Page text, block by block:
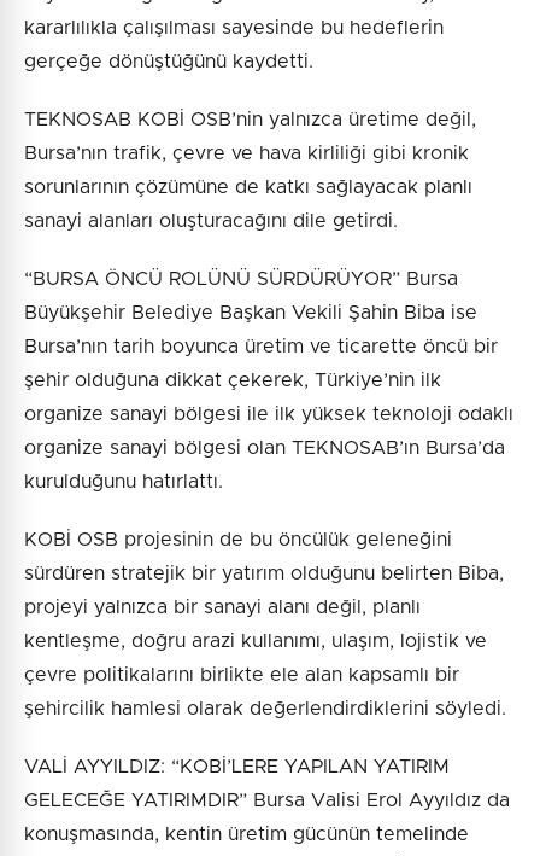
kararlılıkla çalışılması sayesinde bu hedeflerin
gerçeğe dönüştüğünü kaydetti.
TEKNOSAB KOBİ OSB’nin yalnızca üretime değil,
Bursa’nın trafik, çevre ve hava kirliliği gibi kronik
sorunlarının çözümüne de katkı sağlayacak planlı
sanayi alanları oluşturacağını dile getirdi.
“BURSA ÖNCÜ ROLÜNÜ SÜRDÜRÜYOR” Bursa
Büyükşehir Belediye Başkan Vekili Şahin Biba ise
Bursa’nın tarih boyunca üretim ve ticarette öncü bir
şehir olduğuna dikkat çekerek, Türkiye’nin ilk
organize sanayi bölgesi ile ilk yüksek teknoloji odaklı
organize sanayi bölgesi olan TEKNOSAB’ın Bursa’da
kurulduğunu hatırlattı.
KOBİ OSB projesinin de bu öncülük geleneğini
sürdüren stratejik bir yatırım olduğunu belirten Biba,
projeyi yalnızca bir sanayi alanı değil, planlı
kentleşme, doğru arazi kullanımı, ulaşım, lojistik ve
çevre politikalarını birlikte ele alan kapsamlı bir
şehircilik hamlesi olarak değerlendirdiklerini söyledi.
VALİ AYYILDIZ: “KOBİ’LERE YAPILAN YATIRIM
GELECEĞE YATIRIMDIR” Bursa Valisi Erol Ayyıldız da
konuşmasında, kentin üretim gücünün temelinde